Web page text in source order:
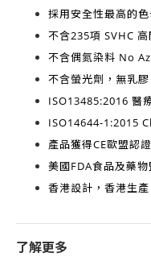
採用安全性最高的
不含235項 SVHC
不含偶氮染料 No
不含螢光劑，無乳
ISO13485:2016 醫
ISO14644-1:2015
產品獲得CE歐盟認證
美國FDA食品及藥
香港設計，香港生產
了解更多